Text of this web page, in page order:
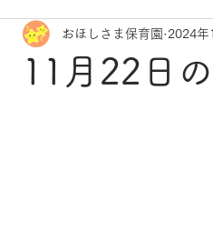
11月22日
おほしさま保育園 2024年